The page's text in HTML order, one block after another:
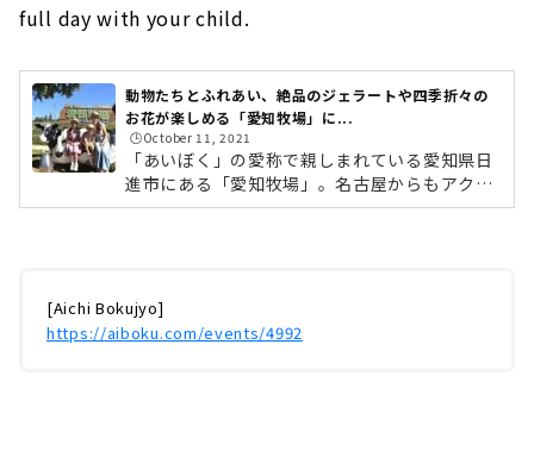
full day with your child.
動物たちとふれあい、絶品のジェラートや四季折々の
お花が楽しめる「愛知牧場」に...
🕒️October 11, 2021
「あいぼく」の愛称で親しまれている愛知県日
進市にある「愛知牧場」。名古屋からもアクセ
スがよく、観光牧場として広く知られていま
が大人気。週末にはファミリーやカップルでに
ぎわい、平日も小さなお子さん連れや園児の遠
[Aichi Bokujyo]
https://aiboku.com/events/4992